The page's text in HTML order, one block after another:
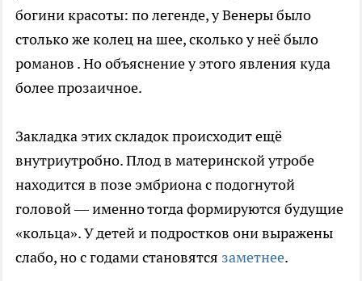
богини красоты: по легенде, у Венеры было
столько же колец на шее, сколько у неё было
романов . Но объяснение у этого явления куда
более прозаичное.
Закладка этих складок происходит ещё
внутриутробно. Плод в материнской утробе
находится в позе эмбриона с подогнутой
головой — именно тогда формируются будущие
«кольца». У детей и подростков они выражены
слабо, но с годами становятся заметнее.